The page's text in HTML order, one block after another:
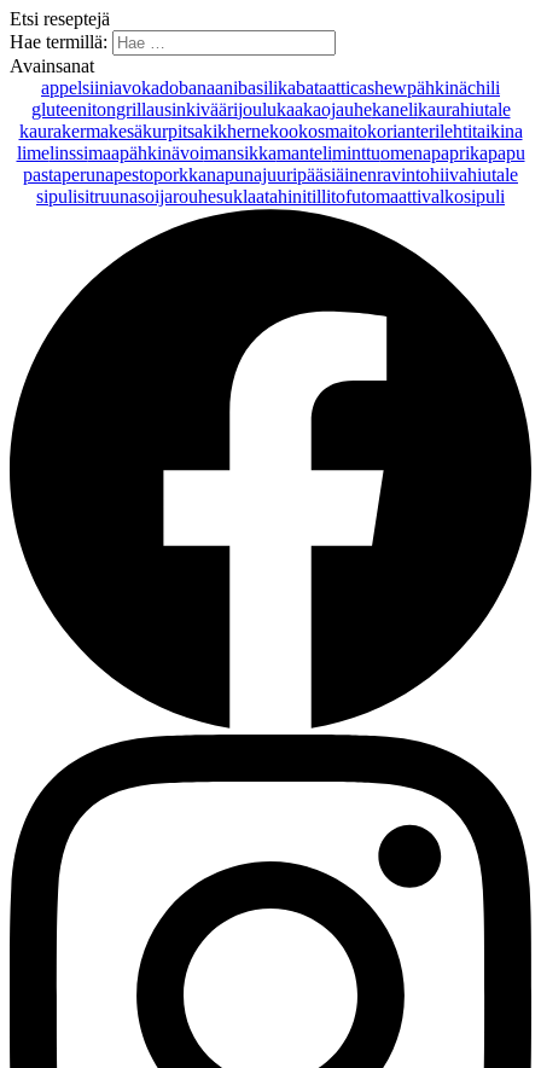
Etsi reseptejä
Hae termillä:
Avainsanat
appelsiiniavokadobanaanibasilikabataatticashewpähkinächili
gluteenitongrillausinkiväärijoulukaakaojauhekanelikaurahiutale
kaurakermakesäkurpitsakikhernekookosmaitokorianterilehtitaikina
limelinssimaapähkinävoimansikkamanteliminttuomenapaprikapapu
pastaperunapestoporkkanapunajuuripääsiäinenravintohiivahiutale
sipulisitruunasoijarouhesuklaatahinitillitofutomaattivalkosipuli